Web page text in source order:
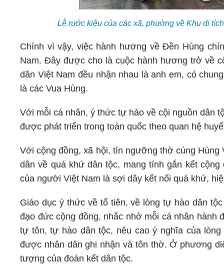
Lễ rước kiệu của các xã, phường về Khu di
Chính vì vậy, việc hành hương về Đền Hùng
Nam. Đây được cho là cuộc hành hương trở về
dân Việt Nam đều nhận nhau là anh em, có
là các Vua Hùng.
Với mỗi cá nhân, ý thức tự hào về cội nguồn dân
được phát triển trong toàn quốc theo quan hệ
Với cộng đồng, xã hội, tín ngưỡng thờ cúng
dân về quá khứ dân tộc, mang tính gắn kết
của người Việt Nam là sợi dây kết nối quá khứ,
Giáo dục ý thức về tổ tiên, về lòng tự hào dân
đạo đức cộng đồng, nhắc nhở mỗi cá nhân hành
tự tôn, tự hào dân tộc, nêu cao ý nghĩa của
được nhân dân ghi nhận và tôn thờ. Ở phương
tượng của đoàn kết dân tộc.